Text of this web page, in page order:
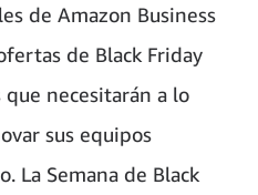
de Amazon Business
de Black Friday
necesitarán a lo
sus equipos
La Semana de Black